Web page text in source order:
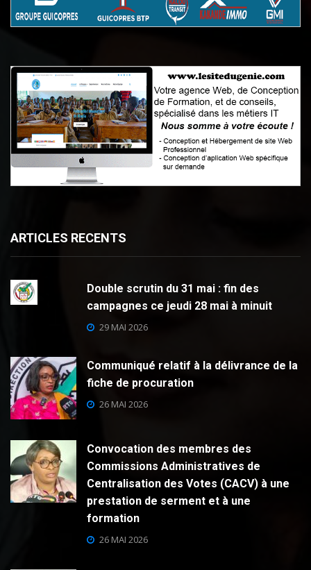
ARTICLES RECENTS
Double scrutin du 31 mai : fin des
campagnes ce jeudi 28 mai à minuit
29 MAI 2026
Communiqué relatif à la délivrance de la
fiche de procuration
26 MAI 2026
Convocation des membres des
Commissions Administratives de
Centralisation des Votes (CACV) à une
prestation de serment et à une
formation
26 MAI 2026